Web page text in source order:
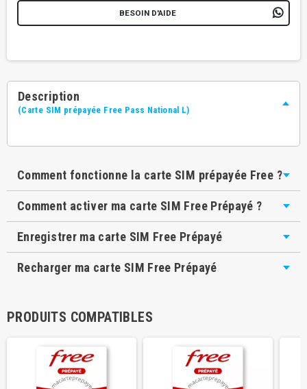
BESOIN D'AIDE
Description
(Carte SIM prépayée Free Pass National L)
Comment fonctionne la carte SIM prépayée Free ?
Comment activer ma carte SIM Free Prépayé ?
Enregistrer ma carte SIM Free Prépayé
Recharger ma carte SIM Free Prépayé
PRODUITS COMPATIBLES